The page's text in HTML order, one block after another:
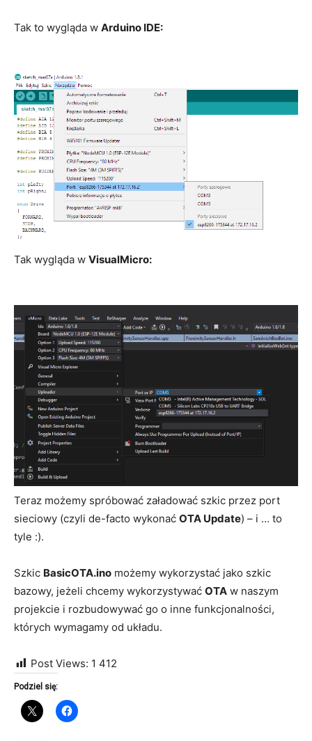
Tak to wygląda w Arduino IDE:
Tak wygląda w VisualMicro:
Teraz możemy spróbować załadować szkic przez port
sieciowy (czyli de-facto wykonać OTA Update) – i … to
tyle :).
Szkic BasicOTA.ino możemy wykorzystać jako szkic
bazowy, jeżeli chcemy wykorzystywać OTA w naszym
projekcie i rozbudowywać go o inne funkcjonalności,
których wymagamy od układu.
Post Views: 1 412
Podziel się: